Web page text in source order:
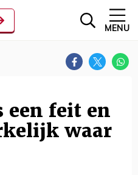
MENU
een feit en
waar